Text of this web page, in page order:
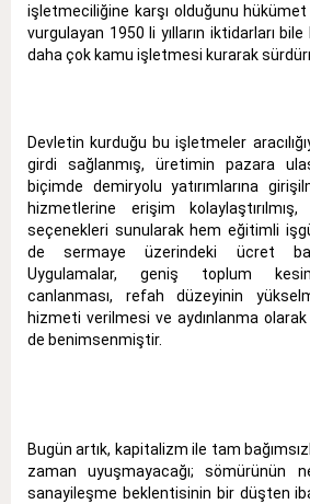
işletmeciliğine karşı olduğunu hükümet
vurgulayan 1950 li yılların iktidarları
daha çok kamu işletmesi kurarak
Devletin kurduğu bu işletmeler
girdi sağlanmış, üretimin pazara
biçimde demiryolu yatırımlarına
hizmetlerine erişim
seçenekleri sunularak hem eğitimli
de sermaye üzerindeki ücret
Uygulamalar, geniş toplum
canlanması, refah düzeyinin
hizmeti verilmesi ve aydınlanma olarak
de benimsenmiştir.
Bugün artık, kapitalizm ile tam
zaman uyuşmayacağı; sömürünün
sanayileşme beklentisinin bir düşten